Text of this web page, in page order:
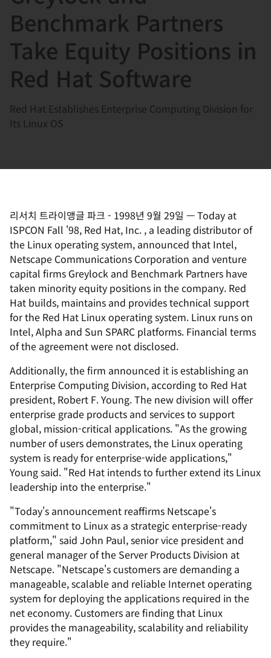
Benchmark Partners
Take Equity Positions in
Red Hat Software
Red Hat Establishes Enterprise Computing Division for
Its Linux OS
리서치 트라이앵글 파크 - 1998년 9월 29일 —Today at
ISPCON Fall '98, Red Hat, Inc. , a leading distributor of
the Linux operating system, announced that Intel,
Netscape Communications Corporation and venture
capital firms Greylock and Benchmark Partners have
taken minority equity positions in the company. Red
Hat builds, maintains and provides technical support
for the Red Hat Linux operating system. Linux runs on
Intel, Alpha and Sun SPARC platforms. Financial terms
of the agreement were not disclosed.
Additionally, the firm announced it is establishing an
Enterprise Computing Division, according to Red Hat
president, Robert F. Young. The new division will offer
enterprise grade products and services to support
global, mission-critical applications. "As the growing
number of users demonstrates, the Linux operating
system is ready for enterprise-wide applications,"
Young said. "Red Hat intends to further extend its Linux
leadership into the enterprise."
"Today's announcement reaffirms Netscape's
commitment to Linux as a strategic enterprise-ready
platform," said John Paul, senior vice president and
general manager of the Server Products Division at
Netscape. "Netscape's customers are demanding a
manageable, scalable and reliable Internet operating
system for deploying the applications required in the
net economy. Customers are finding that Linux
provides the manageability, scalability and reliability
they require."